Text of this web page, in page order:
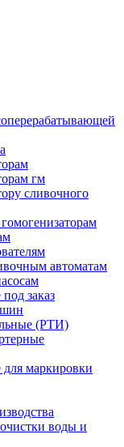
гм
сливочного
автоматам
заказ
(РТИ)
маркировки
воды и